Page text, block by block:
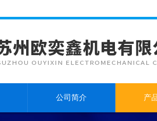
公司简介 产